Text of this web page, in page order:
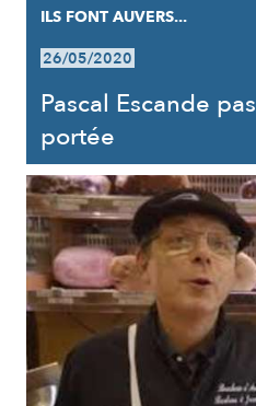
ILS FONT AUVERS...
26/05/2020
Pascal Escande
portée